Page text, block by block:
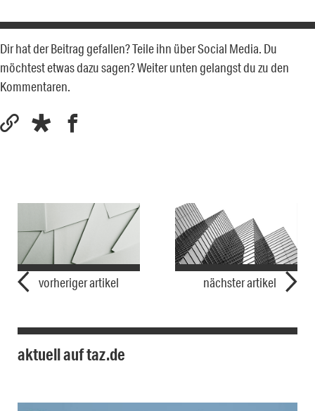
Dir hat der Beitrag gefallen? Teile ihn über Social Media. Du
möchtest etwas dazu sagen? Weiter unten gelangst du zu den
Kommentaren.
vorheriger artikel nächster artikel
aktuell auf taz.de